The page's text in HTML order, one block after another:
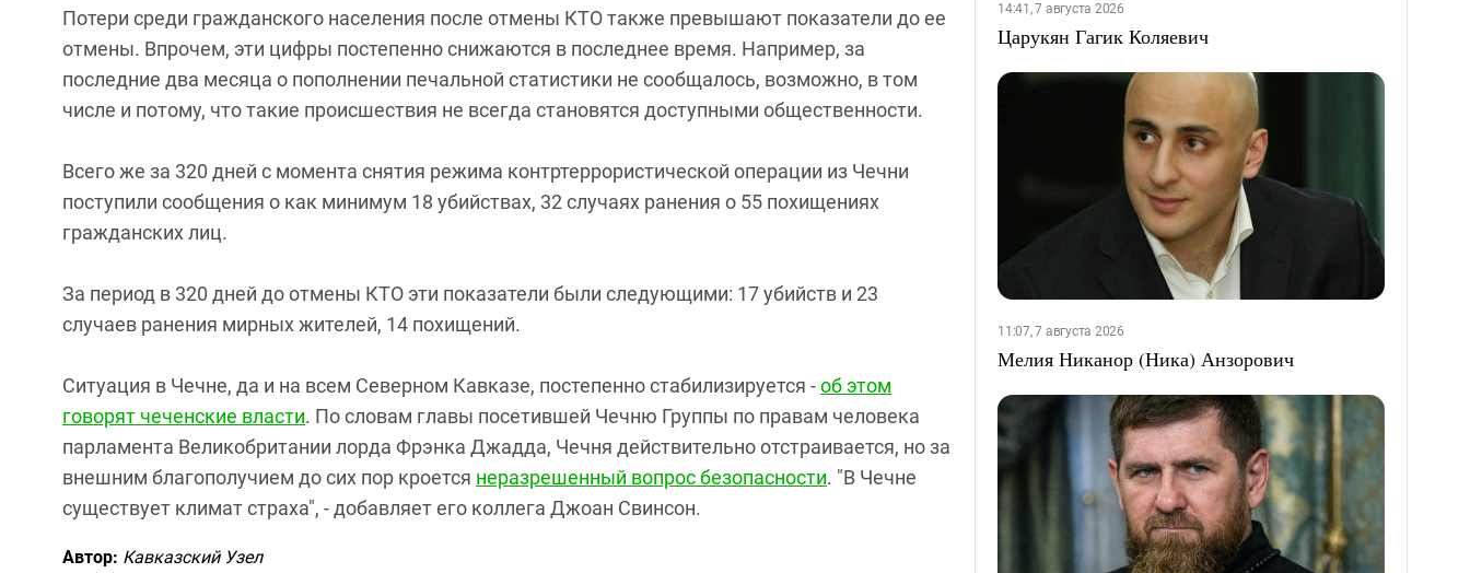
Потери среди гражданского населения после отмены КТО также превышают показатели до ее
отмены. Впрочем, эти цифры постепенно снижаются в последнее время. Например, за
последние два месяца о пополнении печальной статистики не сообщалось, возможно, в том
числе и потому, что такие происшествия не всегда становятся доступными общественности.
Всего же за 320 дней с момента снятия режима контртеррористической операции из Чечни
поступили сообщения о как минимум 18 убийствах, 32 случаях ранения о 55 похищениях
гражданских лиц.
За период в 320 дней до отмены КТО эти показатели были следующими: 17 убийств и 23
случаев ранения мирных жителей, 14 похищений.
Ситуация в Чечне, да и на всем Северном Кавказе, постепенно стабилизируется -об этом
говорят чеченские власти. По словам главы посетившей Чечню Группы по правам человека
парламента Великобритании лорда Фрэнка Джадда, Чечня действительно отстраивается, но за
внешним благополучием до сих пор кроется неразрешенный вопрос безопасности. "В Чечне
существует климат страха", - добавляет его коллега Джоан Свинсон.
Автор: Кавказский Узел
14:41, 7 августа 2026
Царукян Гагик Коляевич
11:07, 7 августа 2026
Мелия Никанор (Ника) Анзорович